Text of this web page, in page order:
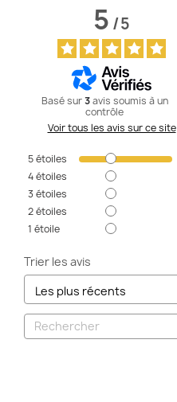
5/5
Basé sur3 avis soumis à un
contrôle
Voir tous les avis sur ce site
5étoiles
4étoiles
3 étoiles
2étoiles
1 étoile
Trier les avis